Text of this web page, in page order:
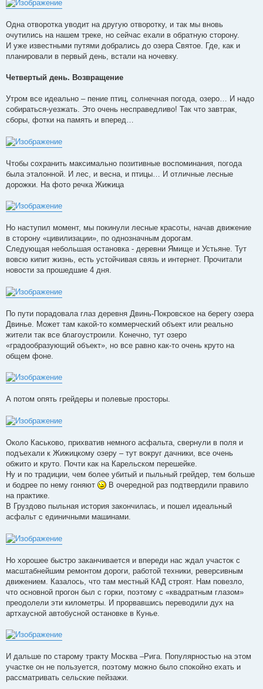
Одна отворотка уводит на другую отворотку, и так мы вновь
очутились на нашем треке, но сейчас ехали в обратную сторону.
И уже известными путями добрались до озера Святое. Где, как и
планировали в первый день, встали на ночевку.
Четвертый день. Возвращение
Утром все идеально – пение птиц, солнечная погода, озеро… И надо
собираться-уезжать. Это очень несправедливо! Так что завтрак,
сборы, фотки на память и вперед…
Чтобы сохранить максимально позитивные воспоминания, погода
была эталонной. И лес, и весна, и птицы… И отличные лесные
дорожки. На фото речка Жижица
Но наступил момент, мы покинули лесные красоты, начав движение
в сторону «цивилизации», по однозначным дорогам.
Следующая небольшая остановка - деревни Ямище и Устьяне. Тут
вовсю кипит жизнь, есть устойчивая связь и интернет. Прочитали
новости за прошедшие 4 дня.
По пути порадовала глаз деревня Двинь-Покровское на берегу озера
Двинье. Может там какой-то коммерческий объект или реально
жители так все благоустроили. Конечно, тут озеро
«градообразующий объект», но все равно как-то очень круто на
общем фоне.
А потом опять грейдеры и полевые просторы.
Около Каськово, прихватив немного асфальта, свернули в поля и
подъехали к Жижицкому озеру – тут вокруг дачники, все очень
обжито и круто. Почти как на Карельском перешейке.
Ну и по традиции, чем более убитый и пыльный грейдер, тем больше
и бодрее по нему гоняют
В очередной раз подтвердили правило
на практике.
В Груздово пыльная история закончилась, и пошел идеальный
асфальт с единичными машинами.
Но хорошее быстро заканчивается и впереди нас ждал участок с
масштабнейшим ремонтом дороги, работой техники, реверсивным
движением. Казалось, что там местный КАД строят. Нам повезло,
что основной прогон был с горки, поэтому с «квадратным глазом»
преодолели эти километры. И прорвавшись переводили дух на
артхаусной автобусной остановке в Кунье.
И дальше по старому тракту Москва –Рига. Популярностью на этом
участке он не пользуется, поэтому можно было спокойно ехать и
рассматривать сельские пейзажи.